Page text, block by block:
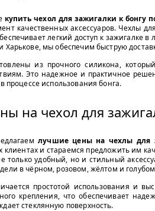
купить чехол для зажигалки к бонгу
качественных аксессуаров. Чехлы
легкий доступ к
Харькове, мы обеспечим быструю
из прочного силикона,
Это надежное и практичное
процессе использования бонга.
на чехол для
лучшие цены на чехлы для
клиентах и стараемся предложить им
только удобный, но и стильный
в чёрном, розовом, жёлтом и
простотой использования и
крепления, что обеспечивает
стеклянную поверхность.